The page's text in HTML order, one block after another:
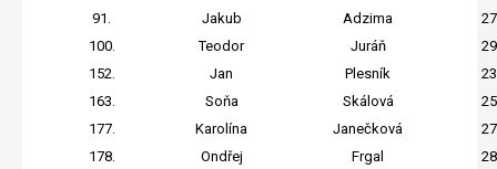
91.
Jakub Adzima
100.
Teodor Juráň
152.
Jan Plesník
163.
Soňa Skálová
177.
Karolína Janečková
178.
Ondřej Frgal